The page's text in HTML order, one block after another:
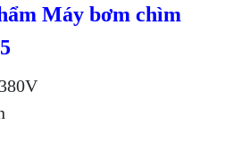
Máy bơm chìm